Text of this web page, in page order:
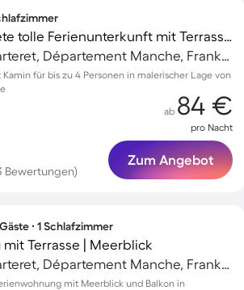
Voll ausgestattete tolle Ferienunterkunft mit Terrasse, Garten und Grill
Barneville-Carteret, Département Manche, Frankreich
für bis zu 4 Personen in malerischer Lage von
Bewertungen)
ab 84 €
pro Nacht
Zum Angebot
∙ 1 Schlafzimmer
Terrasse | Meerblick
Barneville-Carteret, Département Manche, Frankreich
mit Meerblick und Balkon in